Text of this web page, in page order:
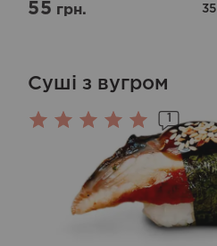
55грн. 35
Суші з вугром
Оцінено
5.00